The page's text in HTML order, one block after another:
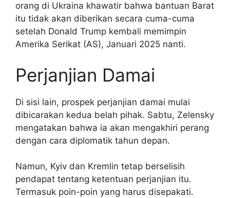
orang di Ukraina khawatir bahwa bantuan Barat
itu tidak akan diberikan secara cuma-cuma
setelah Donald Trump kembali memimpin
Amerika Serikat (AS), Januari 2025 nanti.
Perjanjian Damai
Di sisi lain, prospek perjanjian damai mulai
dibicarakan kedua belah pihak. Sabtu, Zelensky
mengatakan bahwa ia akan mengakhiri perang
dengan cara diplomatik tahun depan.
Namun, Kyiv dan Kremlin tetap berselisih
pendapat tentang ketentuan perjanjian itu.
Termasuk poin-poin yang harus disepakati.